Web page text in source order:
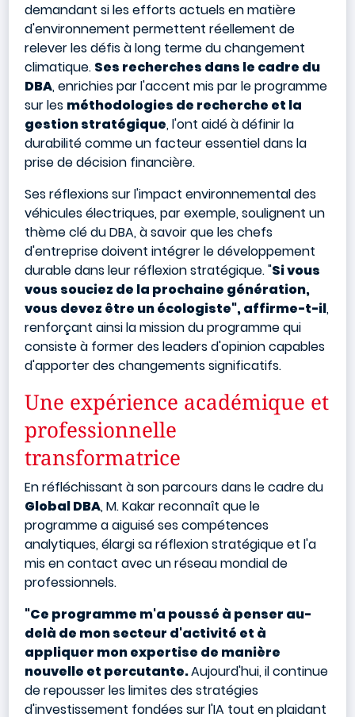
demandant si les efforts actuels en matière
d'environnement permettent réellement de
relever les défis à long terme du changement
climatique. Ses recherches dans le cadre du
DBA, enrichies par l'accent mis par le programme
sur les méthodologies de recherche et la
gestion stratégique, l'ont aidé à définir la
durabilité comme un facteur essentiel dans la
prise de décision financière.
Ses réflexions sur l'impact environnemental des
véhicules électriques, par exemple, soulignent un
thème clé du DBA, à savoir que les chefs
d'entreprise doivent intégrer le développement
durable dans leur réflexion stratégique. "Si vous
vous souciez de la prochaine génération,
vous devez être un écologiste", affirme-t-il,
renforçant ainsi la mission du programme qui
consiste à former des leaders d'opinion capables
d'apporter des changements significatifs.
Une expérience académique et
professionnelle
transformatrice
En réfléchissant à son parcours dans le cadre du
Global DBA, M. Kakar reconnaît que le
programme a aiguisé ses compétences
analytiques, élargi sa réflexion stratégique et l'a
mis en contact avec un réseau mondial de
professionnels.
"Ce programme m'a poussé à penser au-
delà de mon secteur d'activité et à
appliquer mon expertise de manière
nouvelle et percutante.Aujourd'hui, il continue
de repousser les limites des stratégies
d'investissement fondées sur l'IA tout en plaidant